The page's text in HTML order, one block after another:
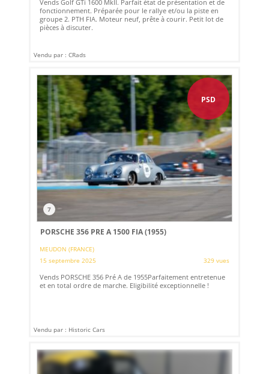
Vends Golf GTi 1600 MkII. Parfait état de présentation et de
fonctionnement. Préparée pour le rallye et/ou la piste en
groupe 2. PTH FIA. Moteur neuf, prête à courir. Petit lot de
pièces à discuter.
Vendu par : CRads
PSD
7
PORSCHE 356 PRE A 1500 FIA (1955)
MEUDON (FRANCE)
15 septembre 2025
329 vues
Vends PORSCHE 356 Pré A de 1955Parfaitement entretenue
et en total ordre de marche. Eligibilité exceptionnelle !
Vendu par : Historic Cars